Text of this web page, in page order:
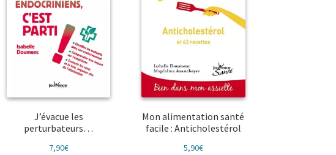
J’évacue les
perturbateurs…
7,90€
Mon alimentation santé
facile : Anticholestérol
5,90€